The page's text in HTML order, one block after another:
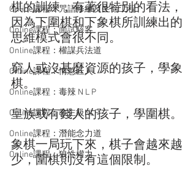
Online課程：咒語修練及生命工程
Online課程：面試駭客
Online課程：權謀兵法道
Online課程：情慾匠人
Online課程：毒辣 N L P
Online課程：教主級NLP
Online課程：潛能念力道
Online課程：狼性權力
棋的訓練，有著很特別的看法，
因為下圍棋和下象棋所訓練出的
思維模式會很不同。
窮人或沒甚麼資源的孩子，學象
棋。
皇族或有錢人的孩子，學圍棋。
象棋一局玩下來，棋子會越來越
少，圍棋則沒有這個限制。